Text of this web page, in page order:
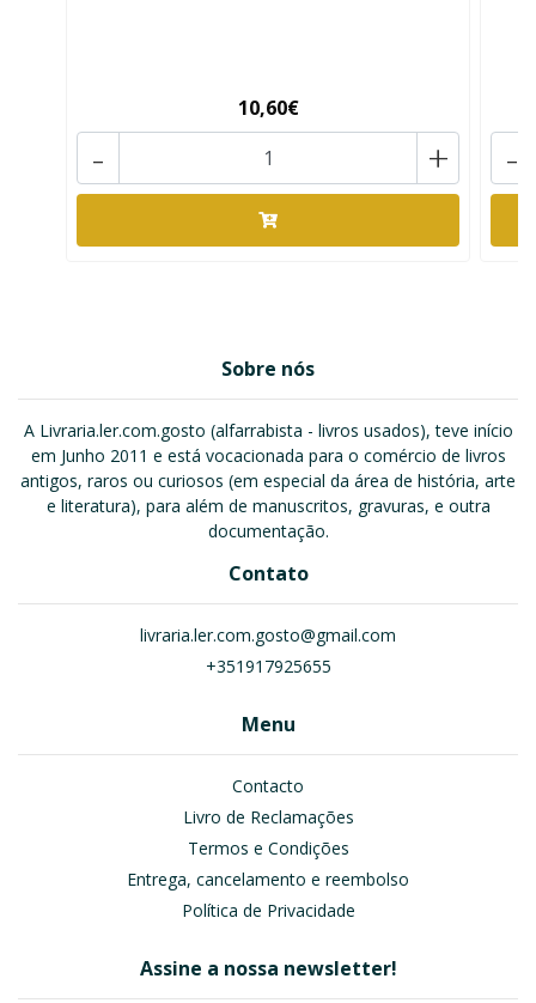
10,60€
+
- -
Sobre nós
A Livraria.ler.com.gosto (alfarrabista - livros usados), teve início
em Junho 2011 e está vocacionada para o comércio de livros
antigos, raros ou curiosos (em especial da área de história, arte
e literatura), para além de manuscritos, gravuras, e outra
documentação.
Contato
livraria.ler.com.gosto@gmail.com
+351917925655
Menu
Contacto
Livro de Reclamações
Termos e Condições
Entrega, cancelamento e reembolso
Política de Privacidade
Assine a nossa newsletter!